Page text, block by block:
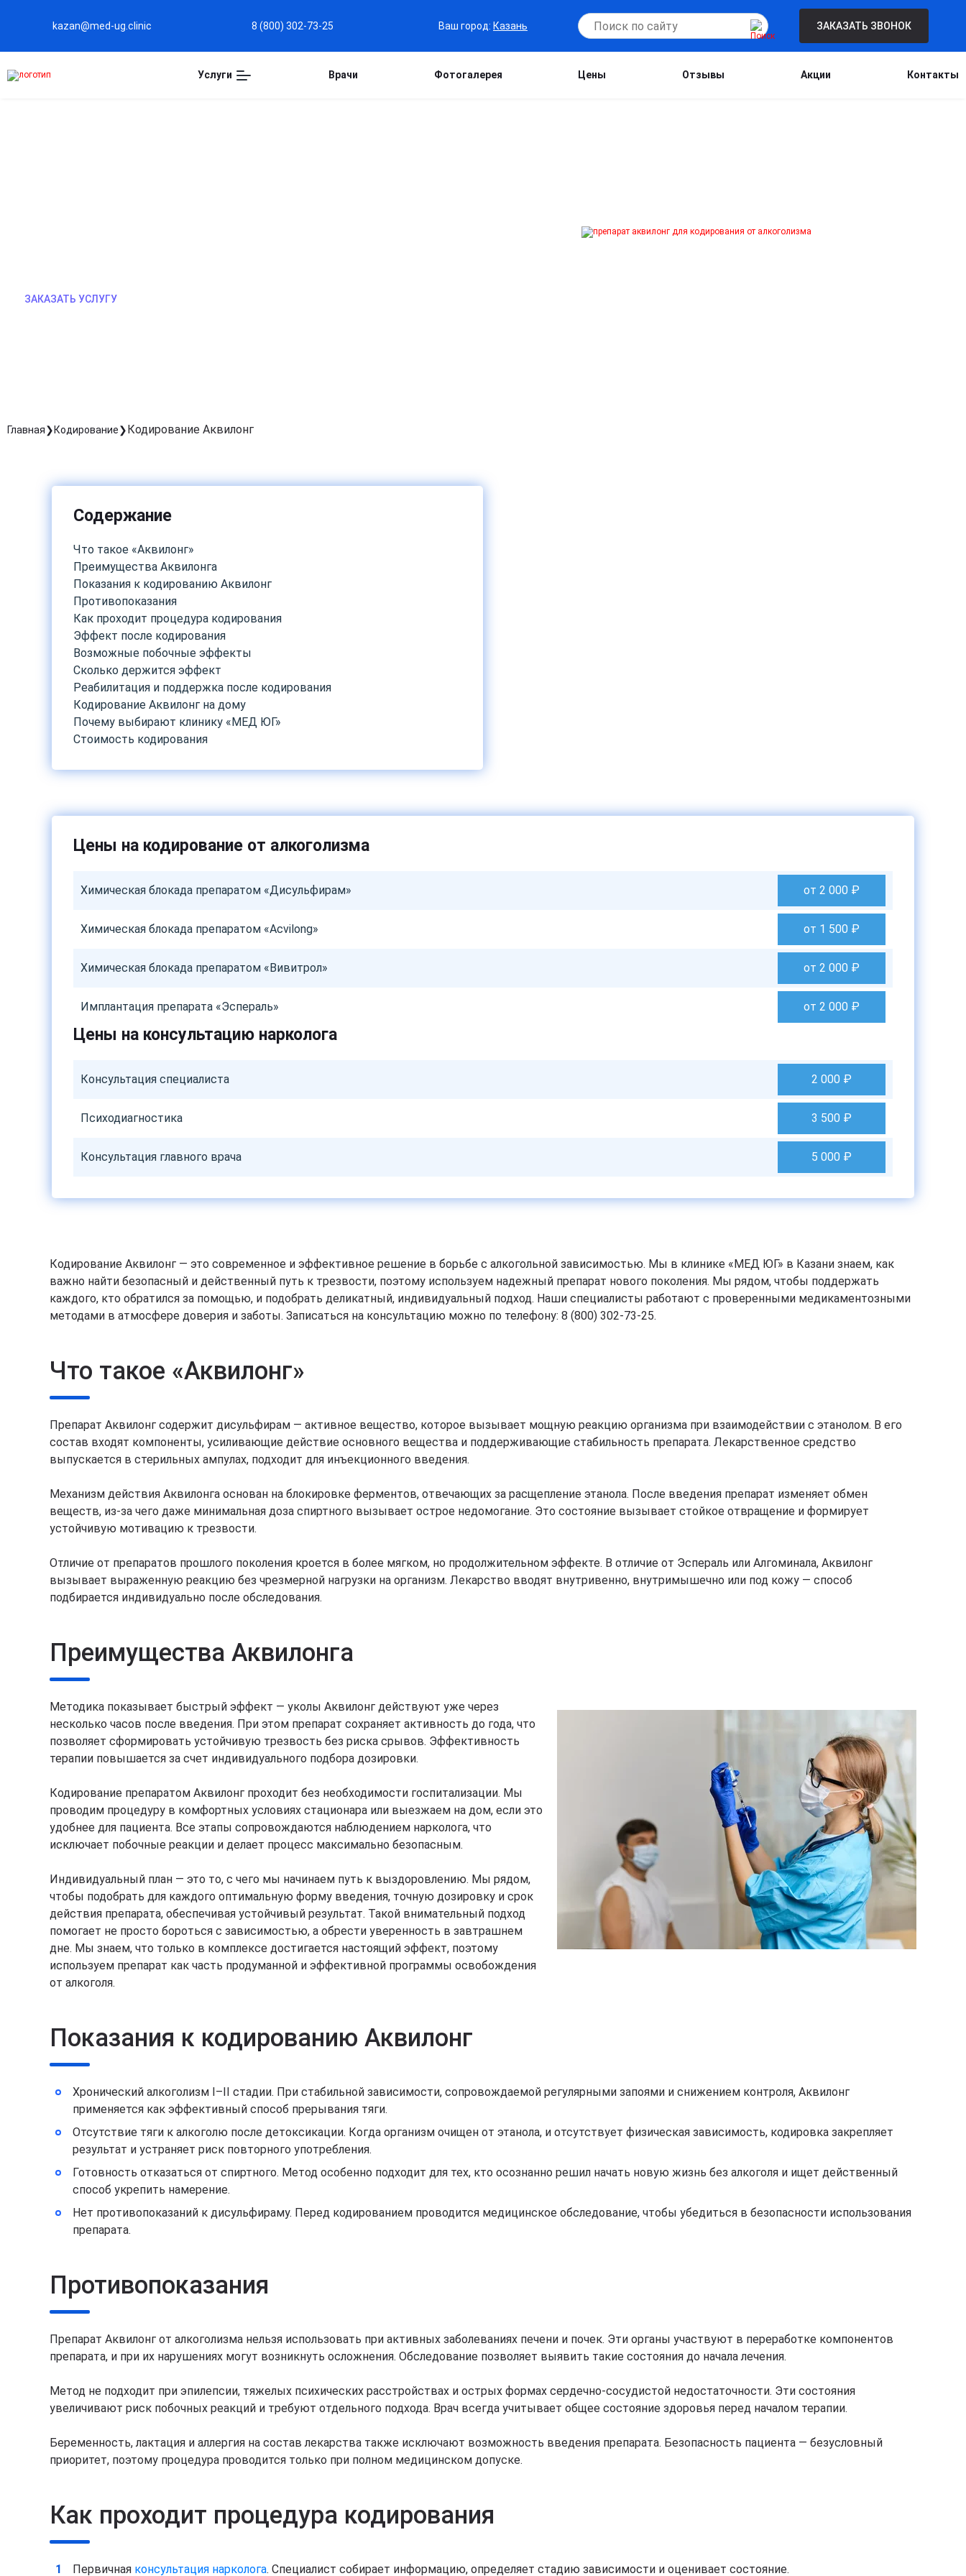
kazan@med-ug.clinic 8 (800) 302-73-25 Ваш город: Казань ЗАКАЗАТЬ ЗВОНОК
Услуги Врачи Фотогалерея Цены Отзывы Акции Контакты
ЗАКАЗАТЬ УСЛУГУ
Главная Кодирование Кодирование Аквилонг
Содержание
Что такое «Аквилонг»
Преимущества Аквилонга
Показания к кодированию Аквилонг
Противопоказания
Как проходит процедура кодирования
Эффект после кодирования
Возможные побочные эффекты
Сколько держится эффект
Реабилитация и поддержка после кодирования
Кодирование Аквилонг на дому
Почему выбирают клинику «МЕД ЮГ»
Стоимость кодирования
Цены на кодирование от алкоголизма
Химическая блокада препаратом «Дисульфирам» от 2 000 ₽
Химическая блокада препаратом «Acvilong» от 1 500 ₽
Химическая блокада препаратом «Вивитрол» от 2 000 ₽
Имплантация препарата «Эспераль» от 2 000 ₽
Цены на консультацию нарколога
Консультация специалиста 2 000 ₽
Психодиагностика 3 500 ₽
Консультация главного врача 5 000 ₽
Кодирование Аквилонг — это современное и эффективное решение в борьбе с алкогольной зависимостью. Мы в клинике «МЕД ЮГ» в Казани знаем, как
важно найти безопасный и действенный путь к трезвости, поэтому используем надежный препарат нового поколения. Мы рядом, чтобы поддержать
каждого, кто обратился за помощью, и подобрать деликатный, индивидуальный подход. Наши специалисты работают с проверенными медикаментозными
методами в атмосфере доверия и заботы. Записаться на консультацию можно по телефону: 8 (800) 302-73-25.
Что такое «Аквилонг»
Препарат Аквилонг содержит дисульфирам — активное вещество, которое вызывает мощную реакцию организма при взаимодействии с этанолом. В его
состав входят компоненты, усиливающие действие основного вещества и поддерживающие стабильность препарата. Лекарственное средство
выпускается в стерильных ампулах, подходит для инъекционного введения.
Механизм действия Аквилонга основан на блокировке ферментов, отвечающих за расщепление этанола. После введения препарат изменяет обмен
веществ, из-за чего даже минимальная доза спиртного вызывает острое недомогание. Это состояние вызывает стойкое отвращение и формирует
устойчивую мотивацию к трезвости.
Отличие от препаратов прошлого поколения кроется в более мягком, но продолжительном эффекте. В отличие от Эспераль или Алгоминала, Аквилонг
вызывает выраженную реакцию без чрезмерной нагрузки на организм. Лекарство вводят внутривенно, внутримышечно или под кожу — способ
подбирается индивидуально после обследования.
Преимущества Аквилонга
Методика показывает быстрый эффект — уколы Аквилонг действуют уже через
несколько часов после введения. При этом препарат сохраняет активность до года, что
позволяет сформировать устойчивую трезвость без риска срывов. Эффективность
терапии повышается за счет индивидуального подбора дозировки.
Кодирование препаратом Аквилонг проходит без необходимости госпитализации. Мы
проводим процедуру в комфортных условиях стационара или выезжаем на дом, если это
удобнее для пациента. Все этапы сопровождаются наблюдением нарколога, что
исключает побочные реакции и делает процесс максимально безопасным.
Индивидуальный план — это то, с чего мы начинаем путь к выздоровлению. Мы рядом,
чтобы подобрать для каждого оптимальную форму введения, точную дозировку и срок
действия препарата, обеспечивая устойчивый результат. Такой внимательный подход
помогает не просто бороться с зависимостью, а обрести уверенность в завтрашнем
дне. Мы знаем, что только в комплексе достигается настоящий эффект, поэтому
используем препарат как часть продуманной и эффективной программы освобождения
от алкоголя.
Показания к кодированию Аквилонг
Хронический алкоголизм I–II стадии. При стабильной зависимости, сопровождаемой регулярными запоями и снижением контроля, Аквилонг
применяется как эффективный способ прерывания тяги.
Отсутствие тяги к алкоголю после детоксикации. Когда организм очищен от этанола, и отсутствует физическая зависимость, кодировка закрепляет
результат и устраняет риск повторного употребления.
Готовность отказаться от спиртного. Метод особенно подходит для тех, кто осознанно решил начать новую жизнь без алкоголя и ищет действенный
способ укрепить намерение.
Нет противопоказаний к дисульфираму. Перед кодированием проводится медицинское обследование, чтобы убедиться в безопасности использования
препарата.
Противопоказания
Препарат Аквилонг от алкоголизма нельзя использовать при активных заболеваниях печени и почек. Эти органы участвуют в переработке компонентов
препарата, и при их нарушениях могут возникнуть осложнения. Обследование позволяет выявить такие состояния до начала лечения.
Метод не подходит при эпилепсии, тяжелых психических расстройствах и острых формах сердечно-сосудистой недостаточности. Эти состояния
увеличивают риск побочных реакций и требуют отдельного подхода. Врач всегда учитывает общее состояние здоровья перед началом терапии.
Беременность, лактация и аллергия на состав лекарства также исключают возможность введения препарата. Безопасность пациента — безусловный
приоритет, поэтому процедура проводится только при полном медицинском допуске.
Как проходит процедура кодирования
Первичная консультация нарколога. Специалист собирает информацию, определяет стадию зависимости и оценивает состояние.